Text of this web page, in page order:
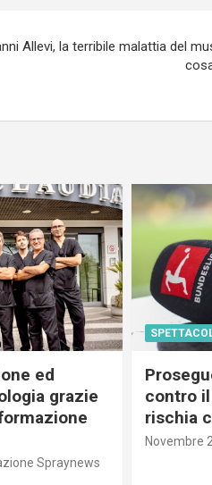
Allevi, la terribile malattia del
ed
grazie
Spraynews
contro
rischia
Novembre